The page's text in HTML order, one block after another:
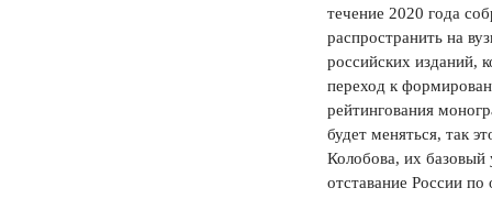
течение 2020 года
распространить на
российских изданий,
переход к
рейтингования
будет меняться, так
Колобова, их базовый
отставание России